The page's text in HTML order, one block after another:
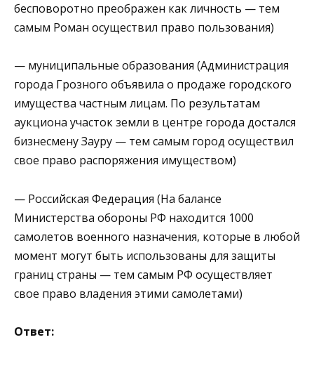
бесповоротно преображен как личность — тем
самым Роман осуществил право пользования)
— муниципальные образования (Администрация
города Грозного объявила о продаже городского
имущества частным лицам. По результатам
аукциона участок земли в центре города достался
бизнесмену Зауру — тем самым город осуществил
свое право распоряжения имуществом)
— Российская Федерация (На балансе
Министерства обороны РФ находится 1000
самолетов военного назначения, которые в любой
момент могут быть использованы для защиты
границ страны — тем самым РФ осуществляет
свое право владения этими самолетами)
Ответ: